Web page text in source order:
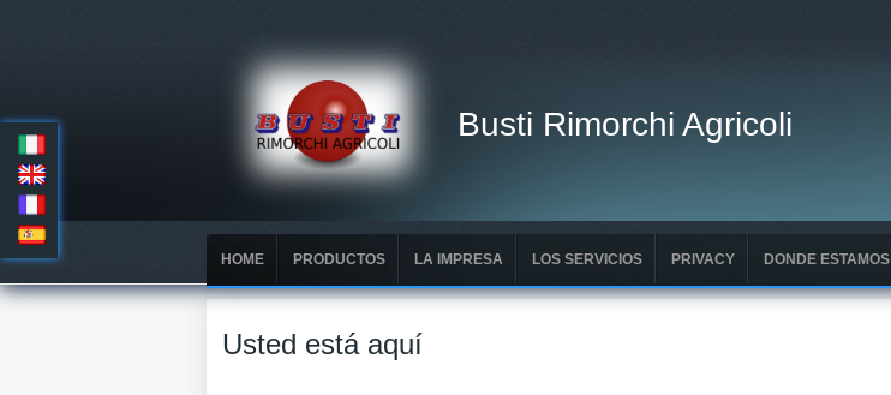
Busti Rimorchi Agricoli
HOME PRODUCTOS LA IMPRESA LOS SERVICIOS PRIVACY DONDE ESTAMOS
Usted está aquí